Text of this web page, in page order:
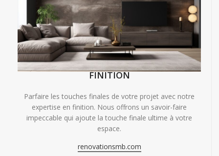
FINITION
Parfaire les touches finales de votre projet avec notre
expertise en finition. Nous offrons un savoir-faire
impeccable qui ajoute la touche finale ultime à votre
espace.
renovationsmb.com